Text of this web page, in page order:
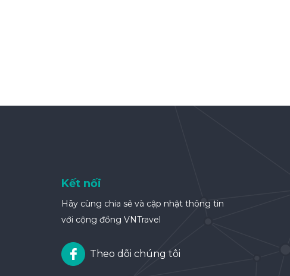
Kết nối
Hãy cùng chia sẻ và cập nhật thông tin
với cộng đồng VNTravel
Theo dõi chúng tôi